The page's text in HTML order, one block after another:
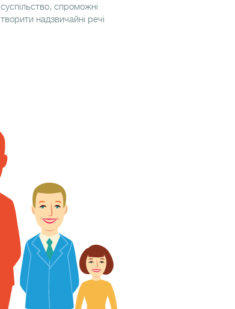
суспільство, спроможні
творити надзвичайні речі